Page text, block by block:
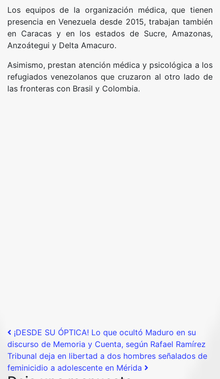
Los equipos de la organización médica, que tienen
presencia en Venezuela desde 2015, trabajan también
en Caracas y en los estados de Sucre, Amazonas,
Anzoátegui y Delta Amacuro.
Asimismo, prestan atención médica y psicológica a los
refugiados venezolanos que cruzaron al otro lado de
las fronteras con Brasil y Colombia.
Post navigation
¡DESDE SU ÓPTICA! Lo que ocultó Maduro en su
discurso de Memoria y Cuenta, según Rafael Ramírez
Tribunal deja en libertad a dos hombres señalados de
feminicidio a adolescente en Mérida